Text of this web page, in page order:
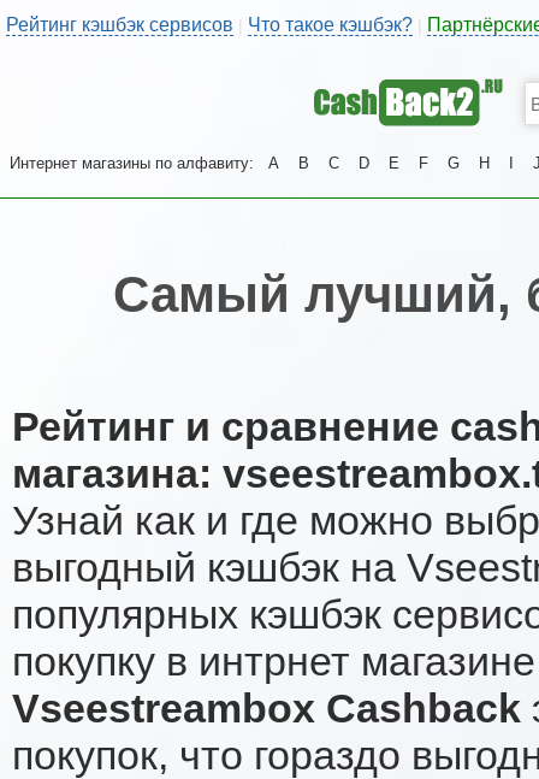
Рейтинг кэшбэк сервисов | Что такое кэшбэк?
Интернет магазины по алфавиту: A B C D E F G H
Самый лучший,
Рейтинг и сравнение
магазина:
Узнай как и где можно
выгодный кэшбэк на
популярных кэшбэк
покупку в интрнет
Vseestreambox Cashback
покупок, что гораздо